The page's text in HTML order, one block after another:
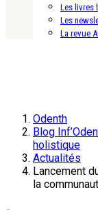
Les livres
Les
La revue
Odenth
Blog
holistique
Actualités
Lancement
la